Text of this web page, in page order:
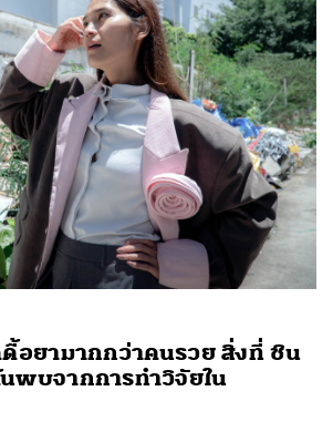
อยามากกว่าคนรวย สิ่งที่ ชิน
บจากการทำวิจัยใน